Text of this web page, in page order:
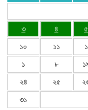
৩ ৪ ৫
১০ ১১ ১
১ ৮
২৪ ২৫
৩১